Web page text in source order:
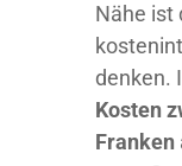
Nähe ist
denken.
Kosten
Franken